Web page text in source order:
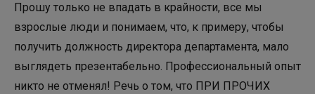
Прошу только не впадать в крайности, все мы
взрослые люди и понимаем, что, к примеру, чтобы
получить должность директора департамента, мало
выглядеть презентабельно. Профессиональный опыт
никто не отменял! Речь о том, что ПРИ ПРОЧИХ